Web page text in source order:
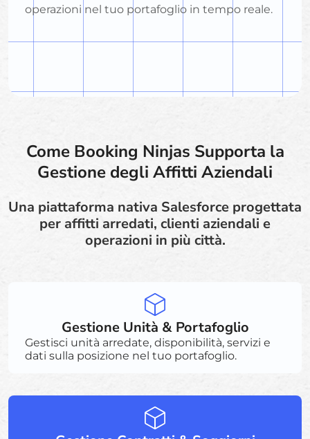
operazioni nel tuo portafoglio in tempo reale.
Come Booking Ninjas Supporta la
Gestione degli Affitti Aziendali
Una piattaforma nativa Salesforce progettata
per affitti arredati, clienti aziendali e
operazioni in più città.
Gestione Unità & Portafoglio
Gestisci unità arredate, disponibilità, servizi e
dati sulla posizione nel tuo portafoglio.